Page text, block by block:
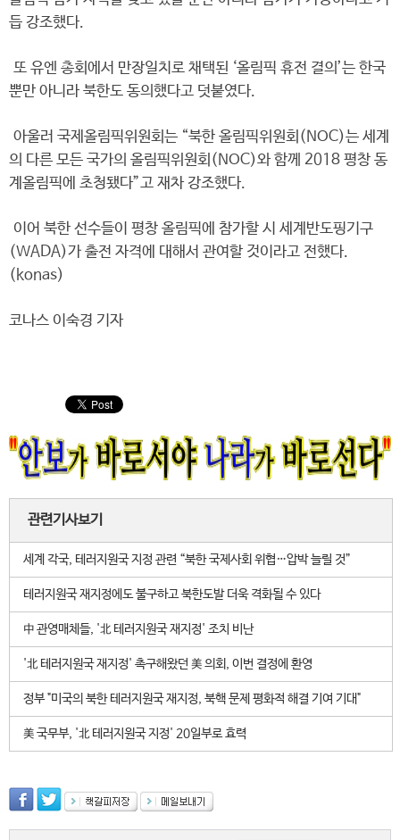
듭 강조했다.
또 유엔 총회에서 만장일치로 채택된 ‘올림픽 휴전 결의’는 한국
뿐만 아니라 북한도 동의했다고 덧붙였다.
아울러 국제올림픽위원회는 “북한 올림픽위원회(NOC)는 세계
의 다른 모든 국가의 올림픽위원회(NOC)와 함께 2018 평창 동
계올림픽에 초청됐다”고 재차 강조했다.
이어 북한 선수들이 평창 올림픽에 참가할 시 세계반도핑기구
(WADA)가 출전 자격에 대해서 관여할 것이라고 전했다.
(konas)
코나스 이숙경 기자
관련기사보기
세계 각국, 테러지원국 지정 관련 “북한 국제사회 위협…압박 늘릴 것”
테러지원국 재지정에도 불구하고 북한도발 더욱 격화될 수 있다
中 관영매체들, '北 테러지원국 재지정' 조치 비난
'北 테러지원국 재지정' 촉구해왔던 美 의회, 이번 결정에 환영
정부 "미국의 북한 테러지원국 재지정, 북핵 문제 평화적 해결 기여 기대"
美 국무부, '北 테러지원국 지정' 20일부로 효력